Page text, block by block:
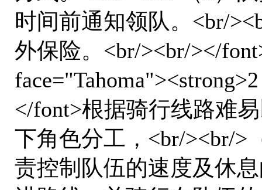
时间前通知领队。<br/
外保险。<br/><br/></
</font>根据骑行线路难
下角色分工，<br/><br/>
责控制队伍的速度及休